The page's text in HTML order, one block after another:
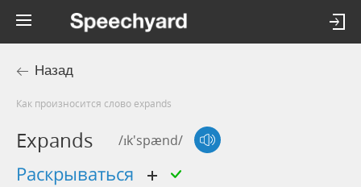
Назад
Как произносится слово expands
Expands /ɪk'spænd/
раскрываться